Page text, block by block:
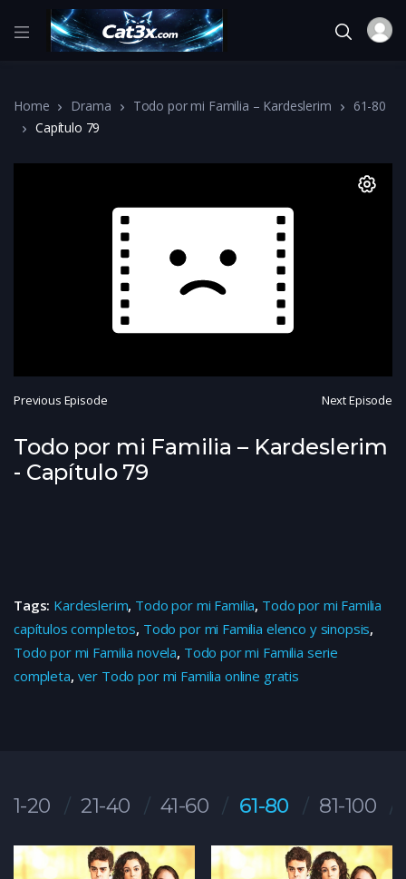
Home Drama Todo por mi Familia – Kardeslerim
61-80
Capítulo 79
Previous Episode Next Episode
Todo por mi Familia – Kardeslerim
- Capítulo 79
Tags: Kardeslerim, Todo por mi Familia, Todo por mi Familia
capítulos completos, Todo por mi Familia elenco y sinopsis,
Todo por mi Familia novela, Todo por mi Familia serie
completa, ver Todo por mi Familia online gratis
1-20 21-40 41-60 61-80 81-100